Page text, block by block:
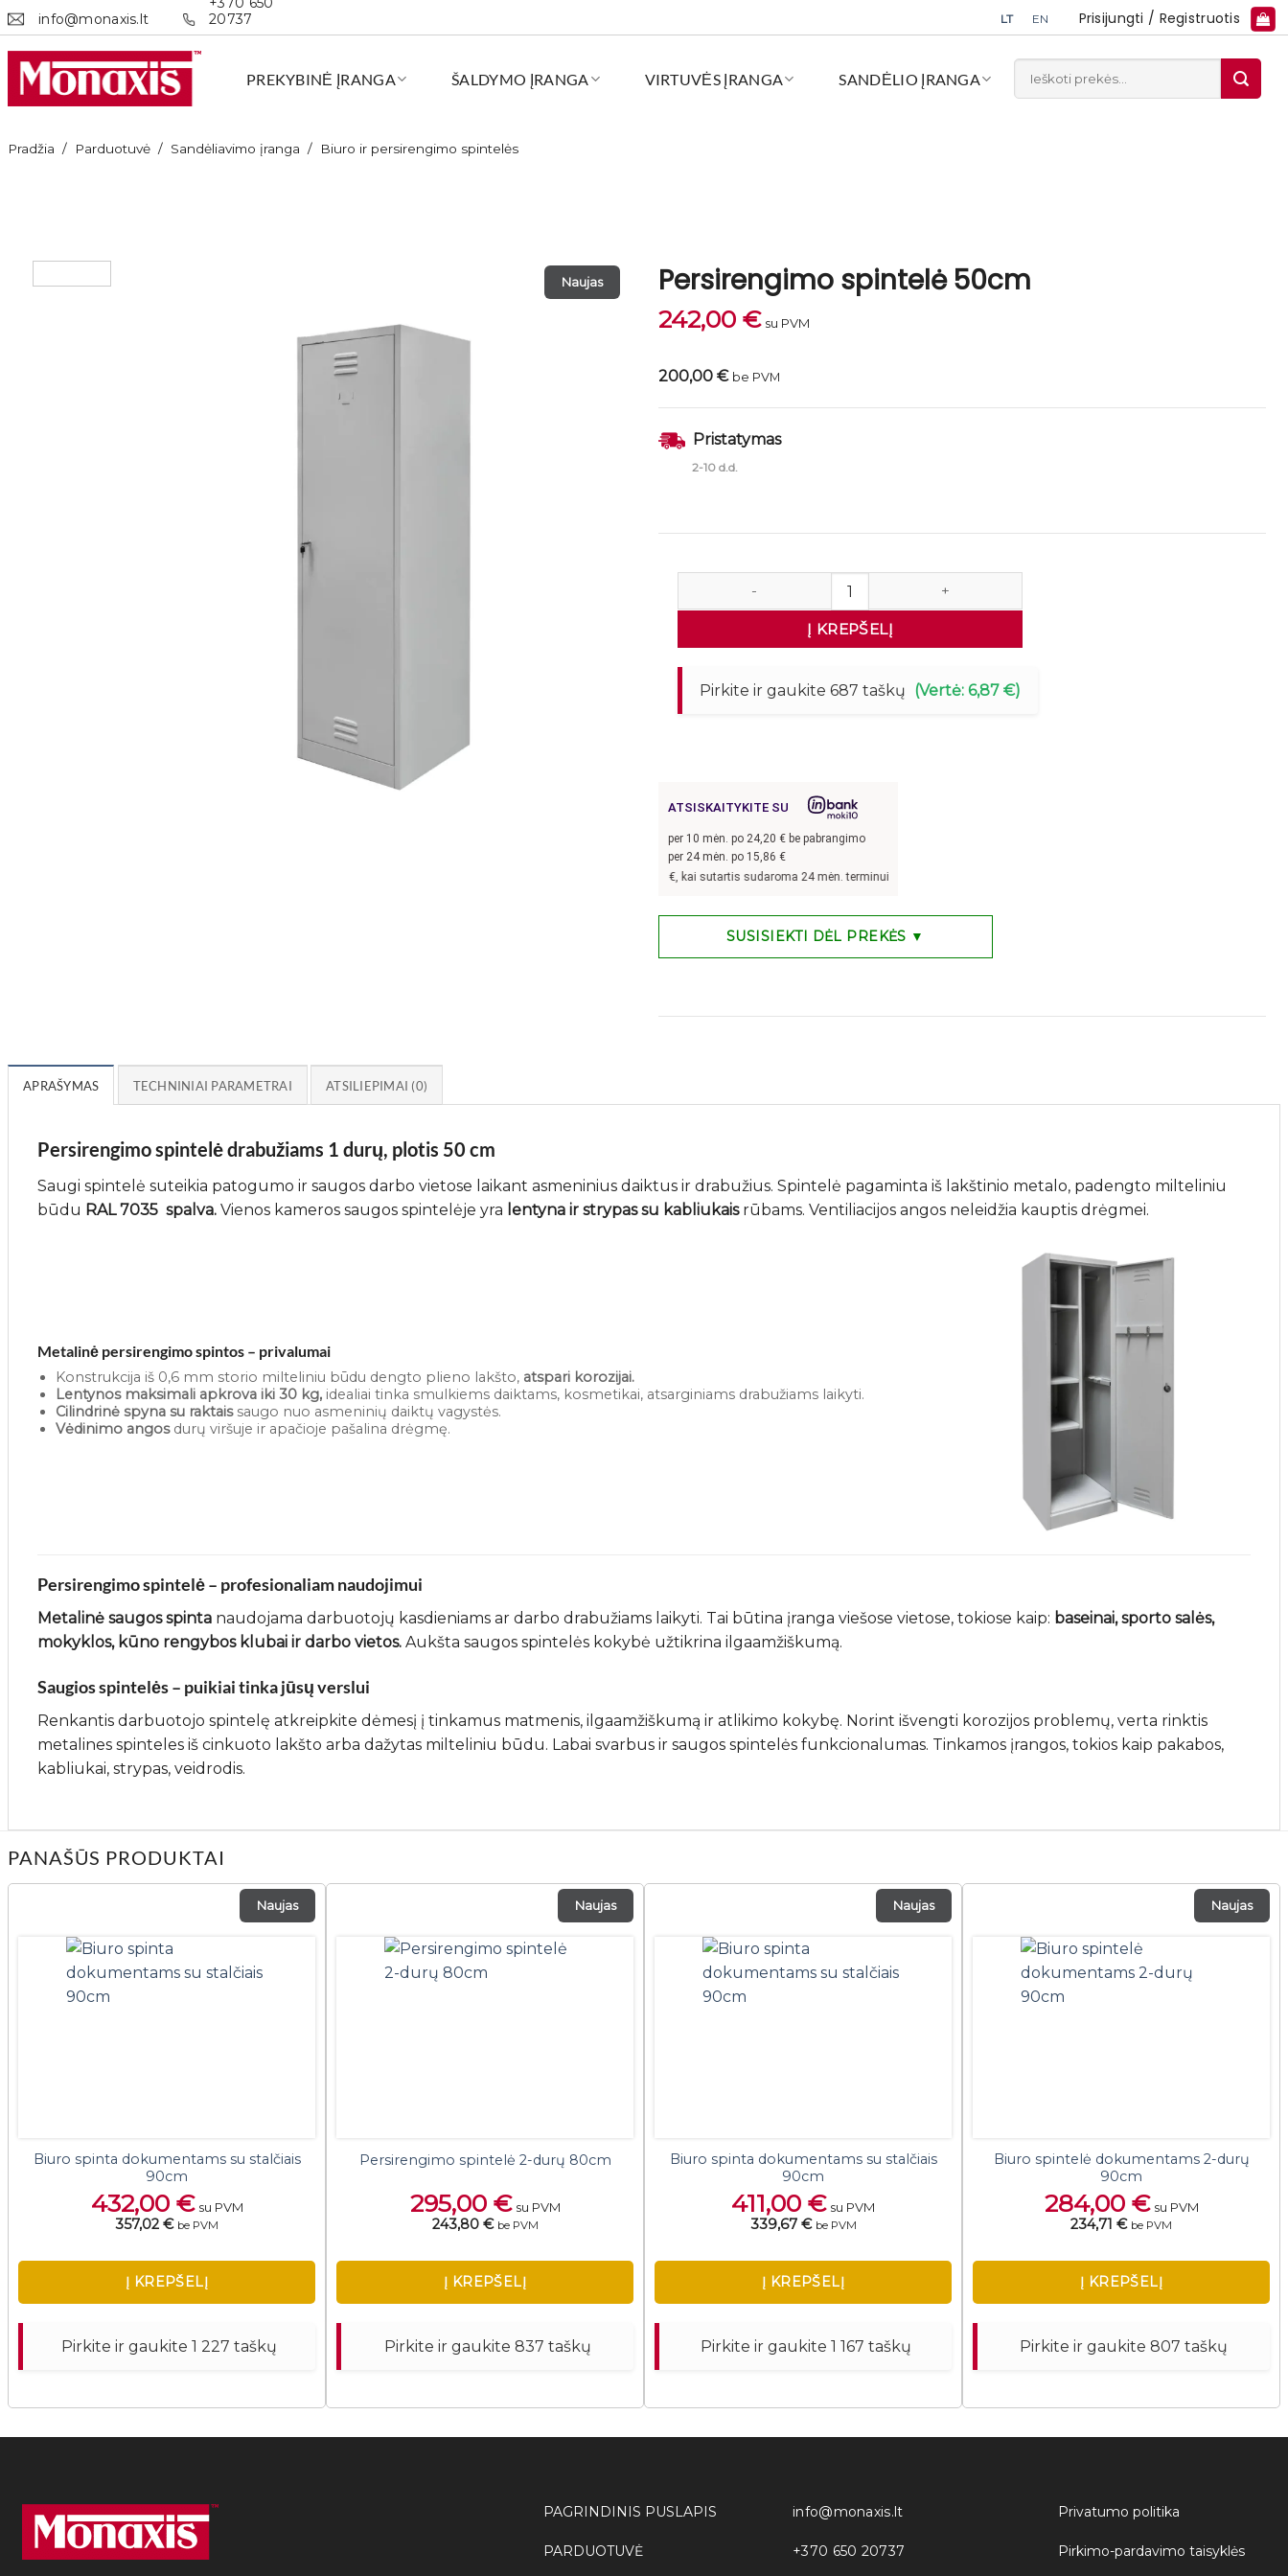
Skip
to
content
info@monaxis.lt
20737
LT EN Prisijungti / Registruotis
PREKYBINĖ ĮRANGA ŠALDYMO ĮRANGA VIRTUVĖS ĮRANGA SANDĖLIO ĮRANGA
Pradžia / Parduotuvė / Sandėliavimo įranga / Biuro ir persirengimo spintelės
Naujas Persirengimo spintelė 50cm
242,00 € su PVM
200,00 € be PVM
Pristatymas
2-10 d.d.
produkto kiekis: Persirengimo spintelė 50cm
Į KREPŠELĮ
Pirkite ir gaukite 687 taškų (Vertė: 6,87 €)
ATSISKAITYKITE SU
per 10 mėn. po 24,20 € be pabrangimo
per 24 mėn. po 15,86 €
€, kai sutartis sudaroma 24 mėn. terminui, metinė palūkanų norma –
SUSISIEKTI DĖL PREKĖS ▼
APRAŠYMAS TECHNINIAI PARAMETRAI ATSILIEPIMAI (0)
Persirengimo spintelė drabužiams 1 durų, plotis 50 cm
Saugi spintelė suteikia patogumo ir saugos darbo vietose laikant asmeninius daiktus ir drabužius. Spintelė pagaminta iš lakštinio metalo, padengto milteliniu
būdu RAL 7035 spalva. Vienos kameros saugos spintelėje yra lentyna ir strypas su kabliukaisrūbams. Ventiliacijos angos neleidžia kauptis drėgmei.
Metalinė persirengimo spintos – privalumai
Konstrukcija iš 0,6 mm storio milteliniu būdu dengto plieno lakšto, atspari korozijai.
Lentynos maksimali apkrova iki 30 kg,idealiai tinka smulkiems daiktams, kosmetikai, atsarginiams drabužiams laikyti.
Cilindrinė spyna su raktaissaugo nuo asmeninių daiktų vagystės.
Vėdinimo angos durų viršuje ir apačioje pašalina drėgmę.
Persirengimo spintelė – profesionaliam naudojimui
Metalinė saugos spinta naudojama darbuotojų kasdieniams ar darbo drabužiams laikyti. Tai būtina įranga viešose vietose, tokiose kaip: baseinai, sporto salės,
mokyklos, kūno rengybos klubai ir darbo vietos. Aukšta saugos spintelės kokybė užtikrina ilgaamžiškumą.
Saugios spintelės – puikiai tinka jūsų verslui
Renkantis darbuotojo spintelę atkreipkite dėmesį į tinkamus matmenis, ilgaamžiškumą ir atlikimo kokybę. Norint išvengti korozijos problemų, verta rinktis
metalines spinteles iš cinkuoto lakšto arba dažytas milteliniu būdu. Labai svarbus ir saugos spintelės funkcionalumas. Tinkamos įrangos, tokios kaip pakabos,
kabliukai, strypas, veidrodis.
PANAŠŪS PRODUKTAI
Naujas
Biuro spinta dokumentams su stalčiais
90cm
432,00 € su PVM
357,02 € be PVM
Į KREPŠELĮ
Pirkite ir gaukite 1 227 taškų
Naujas
Persirengimo spintelė 2-durų 80cm
295,00 € su PVM
243,80 € be PVM
Į KREPŠELĮ
Pirkite ir gaukite 837 taškų
Naujas
Biuro spinta dokumentams su stalčiais
90cm
411,00 € su PVM
339,67 € be PVM
Į KREPŠELĮ
Pirkite ir gaukite 1 167 taškų
Naujas
Biuro spintelė dokumentams 2-durų
90cm
284,00 € su PVM
234,71 € be PVM
Į KREPŠELĮ
Pirkite ir gaukite 807 taškų
PAGRINDINIS PUSLAPIS
PARDUOTUVĖ
info@monaxis.lt
+370 650 20737
Privatumo politika
Pirkimo-pardavimo taisyklės